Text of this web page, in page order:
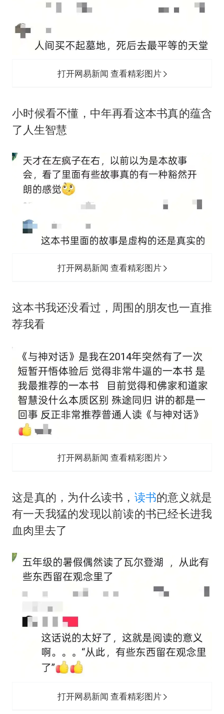
打开网易新闻 查看精彩图片
‬小时候看不懂，中年再看这本书真的蕴含
了人生智慧
打开网易新闻 查看精彩图片
‬这本书我还没看过，周围的朋友也一直推
荐我看
打开网易新闻 查看精彩图片
‬这是真的，为什么读书， 读书的意义就是
有一天我猛的发现以前读的书已经长进我
血肉里去了
打开网易新闻 查看精彩图片